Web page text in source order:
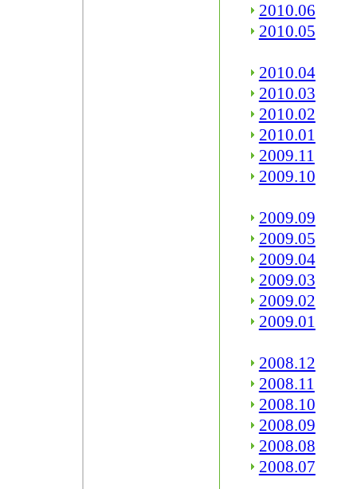
2010.06
2010.05
2010.04
2010.03
2010.02
2010.01
2009.11
2009.10
2009.09
2009.05
2009.04
2009.03
2009.02
2009.01
2008.12
2008.11
2008.10
2008.09
2008.08
2008.07